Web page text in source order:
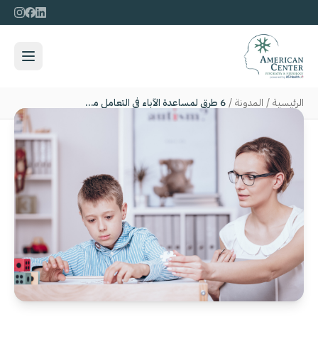
الرئيسية/ المدونة/ 6 طرق لمساعدة الآباء في التعامل مع أطفالهم المصابين بمرض التوحد